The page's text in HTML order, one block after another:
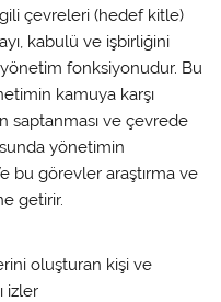
çevreleri (hedef kitle)
kabulü ve işbirliğini
yönetim fonksiyonudur. Bu
kamuya karşı
saptanması ve çevrede
yönetimin
bu görevler araştırma ve
getirir.
oluşturan kişi ve
izler